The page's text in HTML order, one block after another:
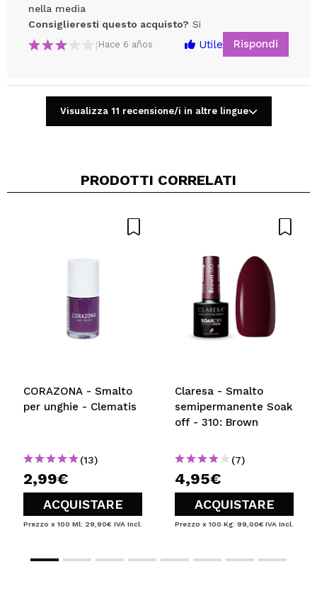
Consiglieresti questo acquisto? Si
INVIA
nella media
Consiglieresti questo acquisto? Si
| Hace 6 años Utile Rispondi
Visualizza 11 recensione/i in altre lingue
PRODOTTI CORRELATI
CORAZONA - Smalto
per unghie - Clematis
(13)
2,99€
ACQUISTARE
Prezzo x 100 Ml: 29,90€ IVA Incl.
Claresa - Smalto
semipermanente Soak
off - 310: Brown
(7)
4,95€
ACQUISTARE
Prezzo x 100 Kg: 99,00€ IVA Incl.